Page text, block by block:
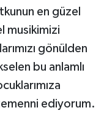
en güzel
musikimizi
gönülden
bu anlamlı
ediyorum.